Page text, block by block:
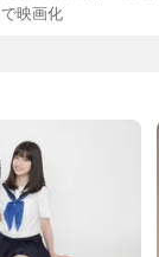
で映画化